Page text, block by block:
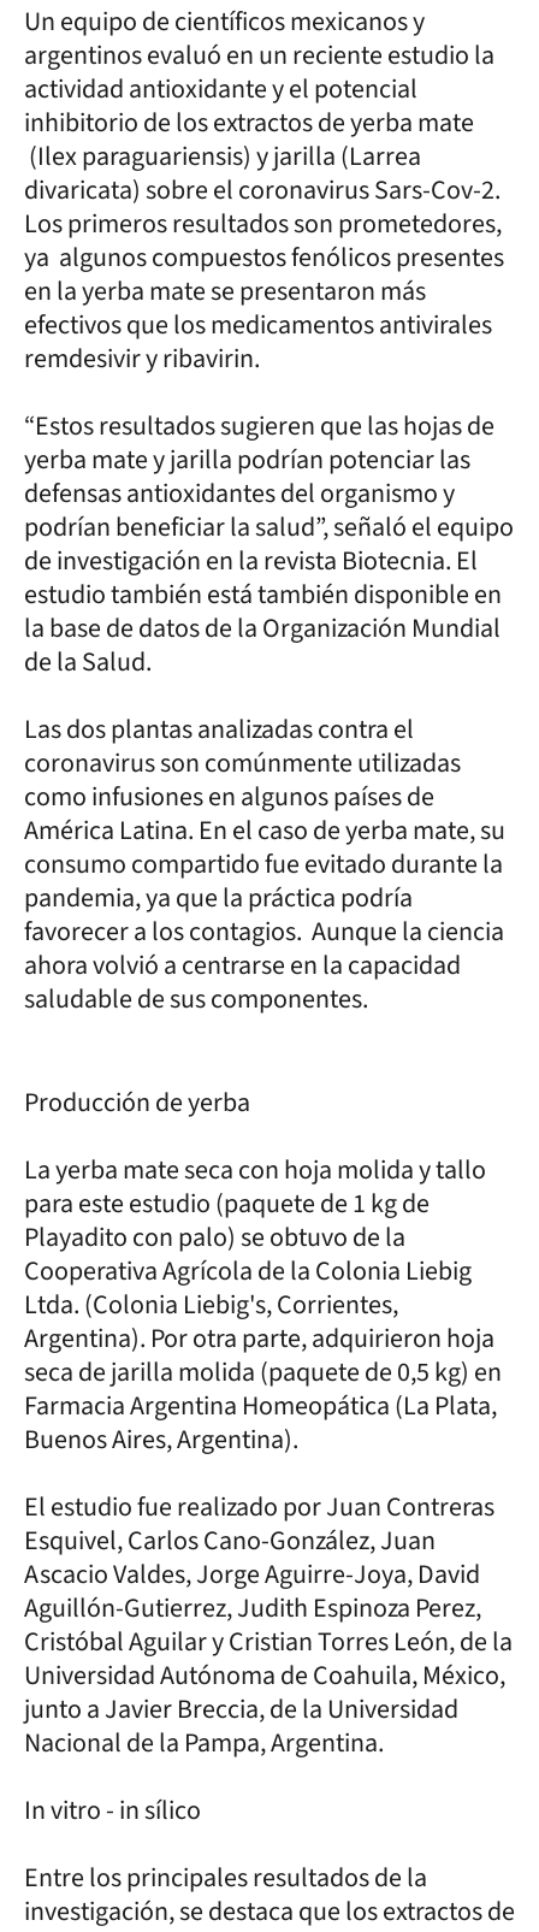
Un equipo de científicos mexicanos y
argentinos evaluó en un reciente estudio la
actividad antioxidante y el potencial
inhibitorio de los extractos de yerba mate
(Ilex paraguariensis) y jarilla (Larrea
divaricata) sobre el coronavirus Sars-Cov-2.
Los primeros resultados son prometedores,
ya algunos compuestos fenólicos presentes
en la yerba mate se presentaron más
efectivos que los medicamentos antivirales
remdesivir y ribavirin.
“Estos resultados sugieren que las hojas de
yerba mate y jarilla podrían potenciar las
defensas antioxidantes del organismo y
podrían beneficiar la salud”, señaló el equipo
de investigación en la revista Biotecnia. El
estudio también está también disponible en
la base de datos de la Organización Mundial
de la Salud.
Las dos plantas analizadas contra el
coronavirus son comúnmente utilizadas
como infusiones en algunos países de
América Latina. En el caso de yerba mate, su
consumo compartido fue evitado durante la
pandemia, ya que la práctica podría
favorecer a los contagios. Aunque la ciencia
ahora volvió a centrarse en la capacidad
saludable de sus componentes.
Producción de yerba
La yerba mate seca con hoja molida y tallo
para este estudio (paquete de 1 kg de
Playadito con palo) se obtuvo de la
Cooperativa Agrícola de la Colonia Liebig
Ltda. (Colonia Liebig's, Corrientes,
Argentina). Por otra parte, adquirieron hoja
seca de jarilla molida (paquete de 0,5 kg) en
Farmacia Argentina Homeopática (La Plata,
Buenos Aires, Argentina).
El estudio fue realizado por Juan Contreras
Esquivel, Carlos Cano-González, Juan
Ascacio Valdes, Jorge Aguirre-Joya, David
Aguillón-Gutierrez, Judith Espinoza Perez,
Cristóbal Aguilar y Cristian Torres León, de la
Universidad Autónoma de Coahuila, México,
junto a Javier Breccia, de la Universidad
Nacional de la Pampa, Argentina.
In vitro - in sílico
Entre los principales resultados de la
investigación, se destaca que los extractos de